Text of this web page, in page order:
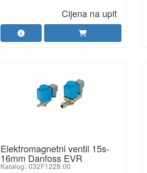
Cijena na upit
Elektromagnetni ventil 15s-
16mm Danfoss EVR
Katalog: 032F1228.00